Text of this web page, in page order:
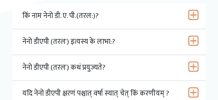
किं नाम नेनो डी. ए. पी.(तरल:)?
नेनो डीएपी (तरलः) इत्यस्य के लाभा:?
नेनो डीएपी (तरलः) कथं प्रयुज्यते?
यदि नेनो डीएपी क्षरणं पश्चात् वर्षा स्यात् चेत् किं करणीयम् ?